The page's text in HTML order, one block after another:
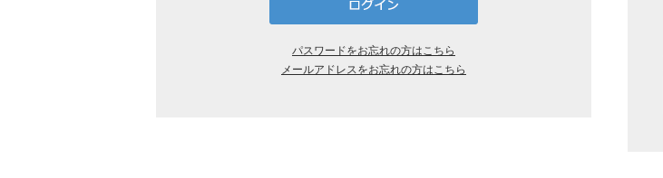
パスワードをお忘れの方はこちら
メールアドレスをお忘れの方はこちら